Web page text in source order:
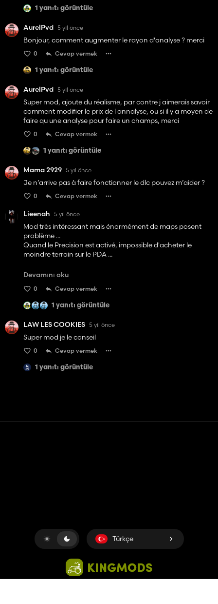
Type de fichier inconnu »SolMaps / generic.grle«
Type de fichier inconnu »SolMaps / mapDE.grle«
Type de fichier inconnu «SolMaps / mapUS.grle»
Type de fichier inconnu 'groundMaps / ph_noise.grle'
comment on peut faire pour le faire fonctionner
normalement sans erreurs si on pouvait m'aider cela serait
bon jeu a tous
1 yanıtı görüntüle
AurelPvd 5 yıl önce
Bonjour, comment augmenter le rayon d'analyse ? merci
0 Cevap vermek
1 yanıtı görüntüle
AurelPvd 5 yıl önce
Super mod, ajoute du réalisme, par contre j aimerais savoir
comment modifier le prix de l annalyse, ou si il y a moyen de
faire qu une analyse pour faire un champs, merci
0 Cevap vermek
1 yanıtı görüntüle
Mama 2929 5 yıl önce
Je n’arrive pas à faire fonctionner le dlc pouvez m’aider ?
0 Cevap vermek
Lieenah 5 yıl önce
Mod très intéressant mais énormément de maps posent
problème ...
Quand le Precision est activé, impossible d'acheter le
moindre terrain sur le PDA ...
Je plains les créateurs qui vont avoir un sacré taf pour tout
Devamını oku
0 Cevap vermek
1 yanıtı görüntüle
LAW LES COOKIES 5 yıl önce
Super mod je le conseil
0 Cevap vermek
1 yanıtı görüntüle
Türkçe